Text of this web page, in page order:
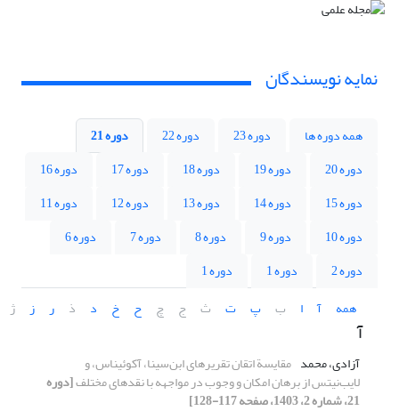
نمایه نویسندگان
همه دوره ها دوره 23 دوره 22
دوره 21
دوره 20
دوره 19 دوره 18 دوره 17
دوره 16
دوره 15
دوره 14 دوره 13 دوره 12
دوره 11
دوره 10
دوره 9 دوره 8 دوره 7
دوره 6
دوره 2
دوره 1
دوره 1
همه
آ ا ب پ ت ث ج چ ح خ د ذ ر ز ژ
آ
آزادی، محمد مقایسة اتقان تقریرهای ابن‌سینا، آکوئیناس، و
لایب‌نیتس از برهان امکان و وجوب در مواجهه با نقدهای مختلف[دوره
21، شماره 2، 1403، صفحه 117-128]